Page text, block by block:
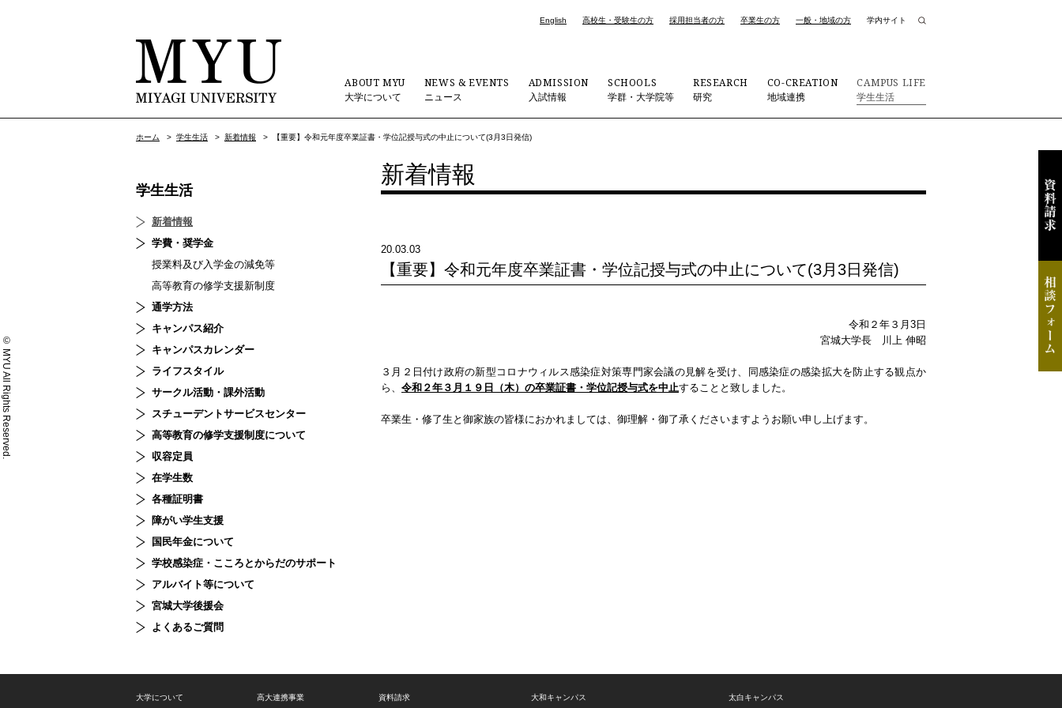
English 高校生・受験生の方 採用担当者の方 卒業生の方 一般・地域の方 学内サイト
ABOUT MYU
大学について
NEWS & EVENTS
ニュース
ADMISSION
入試情報
SCHOOLS
学群・大学院等
RESEARCH
研究
CO-CREATION
地域連携
CAMPUS LIFE
学生生活
ホーム > 学生生活 > 新着情報 > 【重要】令和元年度卒業証書・学位記授与式の中止について(3月3日発信)
新着情報
20.03.03
【重要】令和元年度卒業証書・学位記授与式の中止について(3月3日発信)
令和２年３月3日
宮城大学長 川上 伸昭
３月２日付け政府の新型コロナウィルス感染症対策専門家会議の見解を受け、同感染症の感染拡大を防止する観点か
ら、 令和２年３月１９日（木）の卒業証書・学位記授与式を中止することと致しました。
卒業生・修了生と御家族の皆様におかれましては、御理解・御了承くださいますようお願い申し上げます。
学生生活
新着情報
学費・奨学金
授業料及び入学金の減免等
高等教育の修学支援新制度
通学方法
キャンパス紹介
キャンパスカレンダー
ライフスタイル
サークル活動・課外活動
スチューデントサービスセンター
高等教育の修学支援制度について
収容定員
在学生数
各種証明書
障がい学生支援
国民年金について
学校感染症・こころとからだのサポート
アルバイト等について
宮城大学後援会
よくあるご質問
大和キャンパス 太白キャンパス
大学について 高大連携事業 資料請求
© MYU All Rights Reserved.